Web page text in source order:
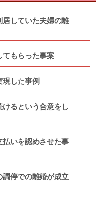
居していた夫婦の離
てもらった事案
した事例
るという合意をし
払いを認めさせた事
停での離婚が成立